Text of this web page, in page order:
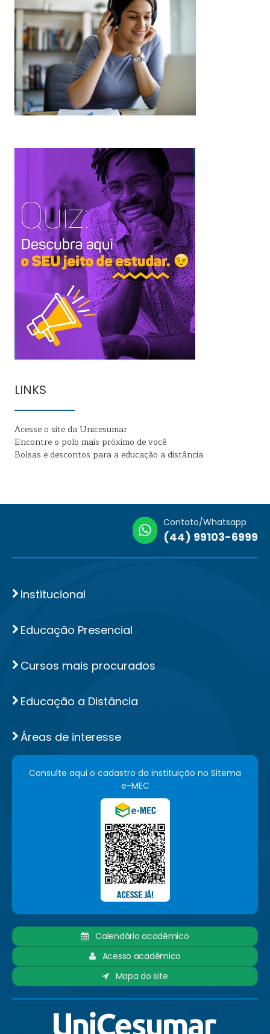
LINKS
Acesse o site da Unicesumar
Encontre o polo mais próximo de você
Bolsas e descontos para a educação a distância
Contato/Whatsapp
(44) 99103-6999
Institucional
Educação Presencial
Cursos mais procurados
Educação a Distância
Áreas de interesse
Consulte aqui o cadastro da instituição no Sitema
e-MEC
Calendário acadêmico
Acesso acadêmico
Mapa do site